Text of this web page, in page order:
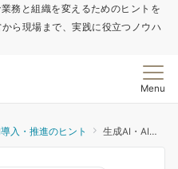
務と組織を変えるためのヒントを
ら現場まで、実践に役立つノウハ
Menu
入・推進のヒント 生成AI・AIエージェント経営活用事例｜業種別・課題別に見る導入パターンと成功要因